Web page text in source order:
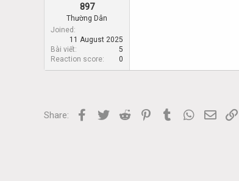
897
Thường Dân
Joined
11 August 2025
Bài viết
5
Reaction score
0
Share: Facebook
Twitter Reddit PinterestTumblr WhatsApp
Email